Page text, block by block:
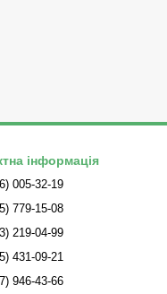
інформація
005-32-19
779-15-08
219-04-99
431-09-21
946-43-66